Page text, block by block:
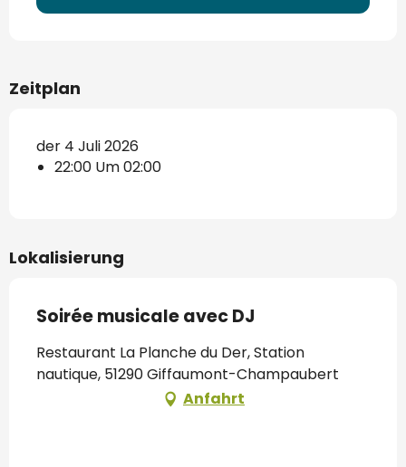
Zeitplan
der 4 Juli 2026
22:00 Um 02:00
Lokalisierung
Soirée musicale avec DJ
Restaurant La Planche du Der, Station
nautique, 51290 Giffaumont-Champaubert
Anfahrt